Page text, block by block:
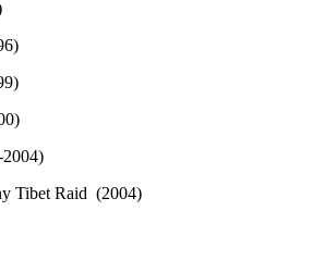
Tibet Raid (2004)